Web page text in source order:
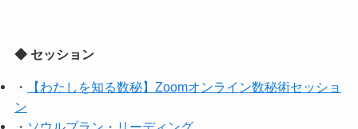
◆ セッション
・
【わたしを知る数秘】Zoomオンライン数秘術セッショ
ン